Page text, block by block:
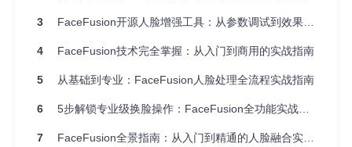
组合变得困难。传统的试错法不仅效率低下，还可能错过真正
提下提升面部质感。以下决策流程可帮助快速确定参数组合：
3 FaceFusion开源人脸增强工具：从参数调试到效果优化的全流程指南
4 FaceFusion技术完全掌握：从入门到商用的实战指南
5 从基础到专业：FaceFusion人脸处理全流程实战指南
6 5步解锁专业级换脸操作：FaceFusion全功能实战指南
7 FaceFusion全景指南：从入门到精通的人脸融合实战宝典